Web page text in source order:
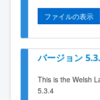
ファイルの表示
バージョン
This is the Welsh
5.3.4